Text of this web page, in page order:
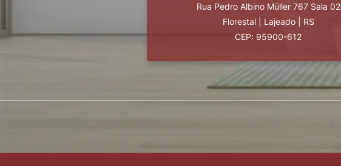
Rua Pedro Albino Müller 767 Sala 02
Florestal
Lajeado
RS
CEP: 95900-612